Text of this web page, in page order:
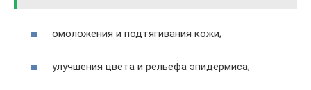
омоложения и подтягивания кожи;
улучшения цвета и рельефа эпидермиса;